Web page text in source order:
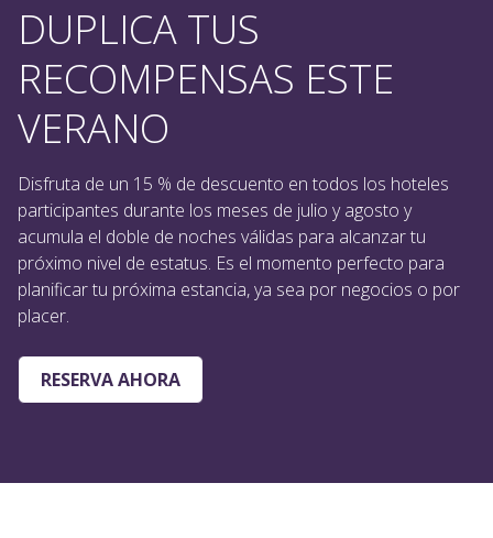
DUPLICA TUS
RECOMPENSAS ESTE
VERANO
Disfruta de un 15 % de descuento en todos los hoteles
participantes durante los meses de julio y agosto y
acumula el doble de noches válidas para alcanzar tu
próximo nivel de estatus. Es el momento perfecto para
planificar tu próxima estancia, ya sea por negocios o por
placer.
RESERVA AHORA